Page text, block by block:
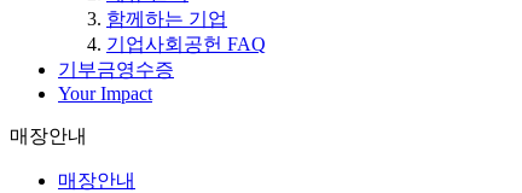
함께하는 기업
기업사회공헌 FAQ
기부금영수증
Your Impact
매장안내
매장안내